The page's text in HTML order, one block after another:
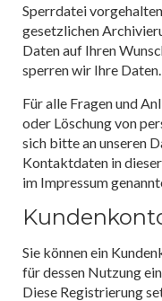
Sperrdatei
gesetzlichen
Daten auf Ihren
sperren wir Ihre Daten.
Für alle Fragen und
oder Löschung von
sich bitte an unseren
Kontaktdaten in
im Impressum
Sie können ein
für dessen Nutzung
Diese Registrierung